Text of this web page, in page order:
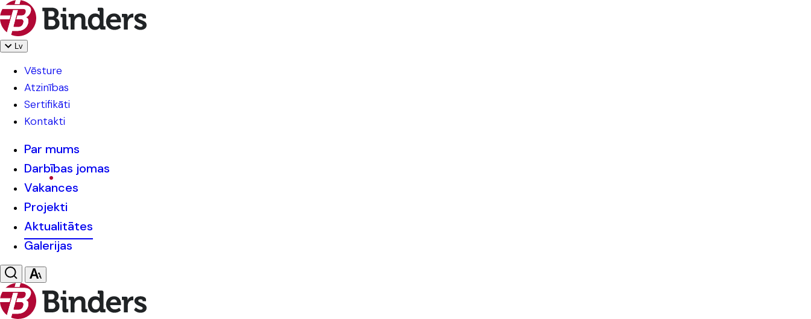
Lv
Vēsture
Atzinības
Sertifikāti
Kontakti
Par mums
Darbības jomas
Vakances
Projekti
Aktualitātes
Galerijas